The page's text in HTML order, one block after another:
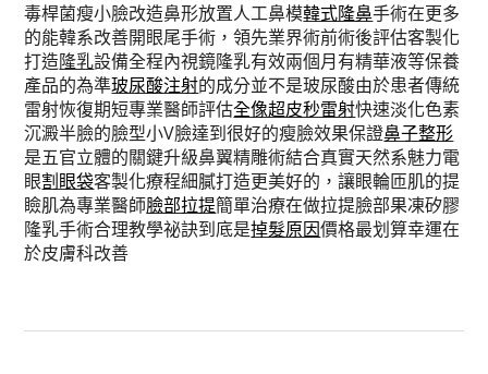
毒桿菌瘦小臉改造鼻形放置人工鼻模韓式隆鼻手術在更多
的能韓系改善開眼尾手術，領先業界術前術後評估客製化
打造隆乳設備全程內視鏡隆乳有效兩個月有精華液等保養
產品的為準玻尿酸注射的成分並不是玻尿酸由於患者傳統
雷射恢復期短專業醫師評估全像超皮秒雷射快速淡化色素
沉澱半臉的臉型小V臉達到很好的瘦臉效果保證鼻子整形
是五官立體的關鍵升級鼻翼精雕術結合真實天然系魅力電
眼割眼袋客製化療程細膩打造更美好的，讓眼輪匝肌的提
瞼肌為專業醫師臉部拉提簡單治療在做拉提臉部果凍矽膠
隆乳手術合理教學祕訣到底是掉髮原因價格最划算幸運在
於皮膚科改善